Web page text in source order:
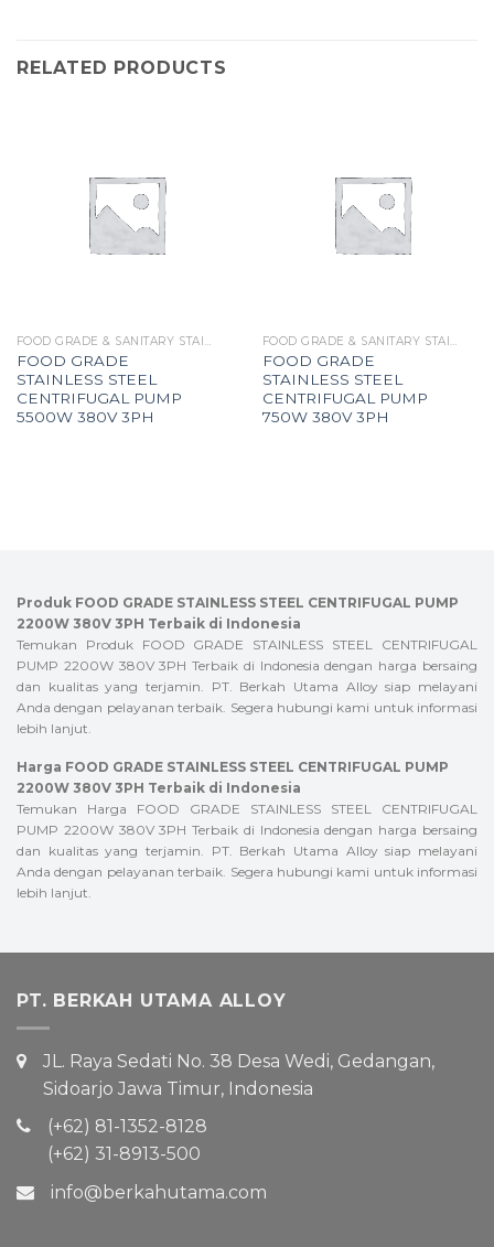
RELATED PRODUCTS
FOOD GRADE & SANITARY STAINLESS STEEL CENTRIFUGAL PUMP
FOOD GRADE
STAINLESS STEEL
CENTRIFUGAL PUMP
5500W 380V 3PH
FOOD GRADE & SANITARY STAINLESS STEEL CENTRIFUGAL PUMP
FOOD GRADE
STAINLESS STEEL
CENTRIFUGAL PUMP
750W 380V 3PH
Produk FOOD GRADE STAINLESS STEEL CENTRIFUGAL PUMP
2200W 380V 3PH Terbaik di Indonesia
Temukan Produk FOOD GRADE STAINLESS STEEL CENTRIFUGAL
PUMP 2200W 380V 3PH Terbaik di Indonesia dengan harga bersaing
dan kualitas yang terjamin. PT. Berkah Utama Alloy siap melayani
Anda dengan pelayanan terbaik. Segera hubungi kami untuk informasi
lebih lanjut.
Harga FOOD GRADE STAINLESS STEEL CENTRIFUGAL PUMP
2200W 380V 3PH Terbaik di Indonesia
Temukan Harga FOOD GRADE STAINLESS STEEL CENTRIFUGAL
PUMP 2200W 380V 3PH Terbaik di Indonesia dengan harga bersaing
dan kualitas yang terjamin. PT. Berkah Utama Alloy siap melayani
Anda dengan pelayanan terbaik. Segera hubungi kami untuk informasi
lebih lanjut.
PT. BERKAH UTAMA ALLOY
JL. Raya Sedati No. 38 Desa Wedi, Gedangan,
Sidoarjo Jawa Timur, Indonesia
(+62) 81-1352-8128
(+62) 31-8913-500
info@berkahutama.com